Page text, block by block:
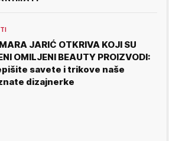
JARIĆ OTKRIVA KOJI SU
OMILJENI BEAUTY PROIZVODI:
savete i trikove naše
dizajnerke